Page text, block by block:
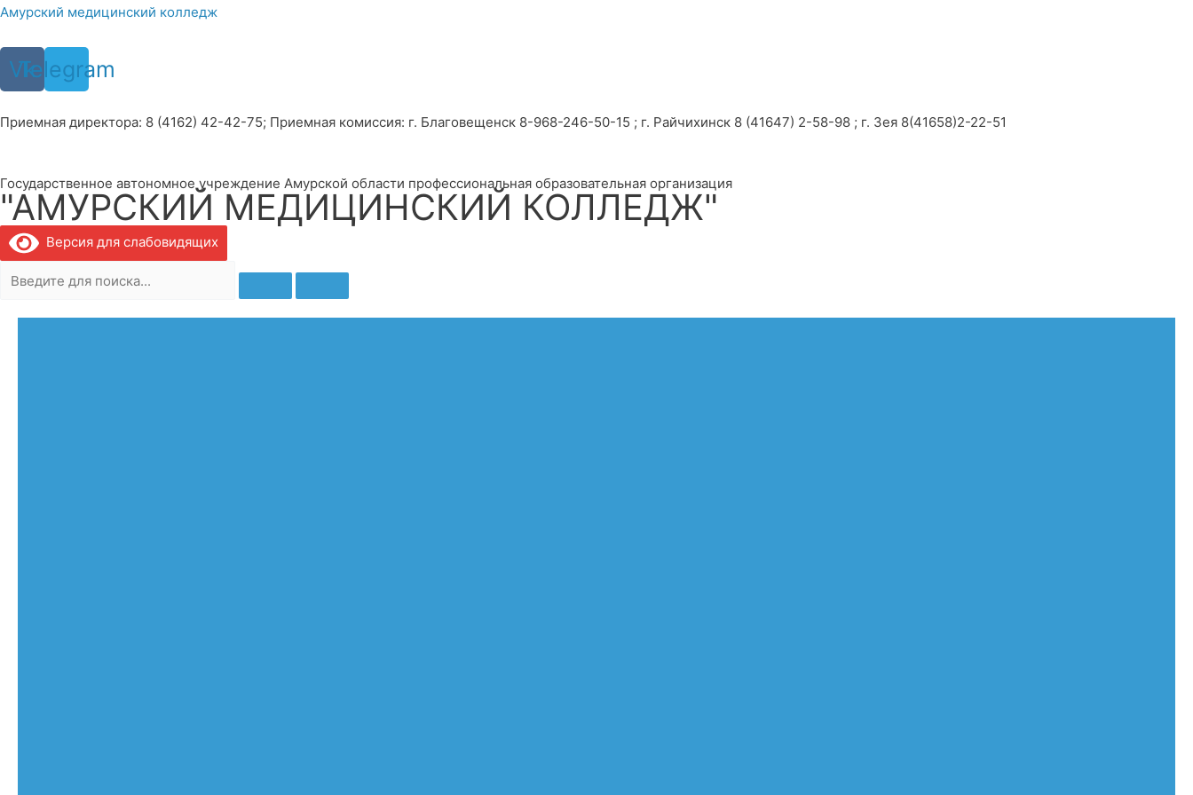
Перейти
содержимому
Амурский медицинский колледж
Vk
Telegram
Приемная директора: 8 (4162) 42-42-75; Приемная комиссия: г. Благовещенск 8-968-246-50-15 ; г. Райчихинск 8 (41647) 2-58-98 ; г. Зея 8(41658)2-22-51
Государственное автономное учреждение Амурской области профессиональная образовательная организация
"АМУРСКИЙ МЕДИЦИНСКИЙ КОЛЛЕДЖ"
Версия для слабовидящих